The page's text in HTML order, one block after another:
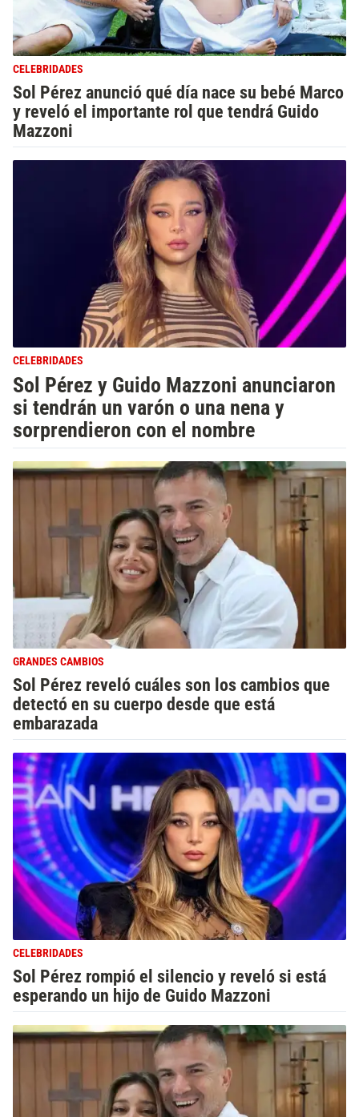
CELEBRIDADES
Sol Pérez anunció qué día nace su bebé Marco
y reveló el importante rol que tendrá Guido
Mazzoni
CELEBRIDADES
Sol Pérez y Guido Mazzoni anunciaron
si tendrán un varón o una nena y
sorprendieron con el nombre
GRANDES CAMBIOS
Sol Pérez reveló cuáles son los cambios que
detectó en su cuerpo desde que está
embarazada
CELEBRIDADES
Sol Pérez rompió el silencio y reveló si está
esperando un hijo de Guido Mazzoni